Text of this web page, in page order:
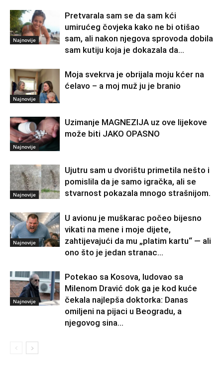
Najnovije
Pretvarala sam se da sam kći
umirućeg čovjeka kako ne bi otišao
sam, ali nakon njegova sprovoda dobila
sam kutiju koja je dokazala da...
Najnovije
Moja svekrva je obrijala moju kćer na
ćelavo – a moj muž ju je branio
Najnovije
Uzimanje MAGNEZIJA uz ove lijekove
može biti JAKO OPASNO
Najnovije
Ujutru sam u dvorištu primetila nešto i
pomislila da je samo igračka, ali se
stvarnost pokazala mnogo strašnijom.
Najnovije
U avionu je muškarac počeo bijesno
vikati na mene i moje dijete,
zahtijevajući da mu „platim kartu“ — ali
ono što je jedan stranac...
Najnovije
Potekao sa Kosova, ludovao sa
Milenom Dravić dok ga je kod kuće
čekala najlepša doktorka: Danas
omiljeni na pijaci u Beogradu, a
njegovog sina...